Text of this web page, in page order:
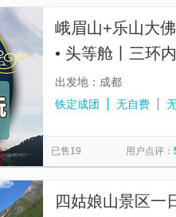
峨眉山+乐山大
• 头等舱丨三环
色2餐】
出发地：成都
铁定成团
无自费
已售19 用户点评：
四姑娘山景区一